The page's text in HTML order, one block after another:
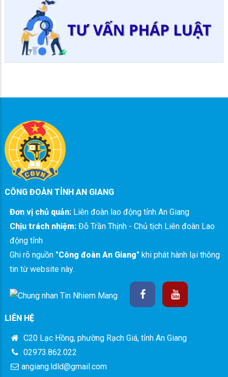
CÔNG ĐOÀN TỈNH AN GIANG
Đơn vị chủ quản: Liên đoàn lao động tỉnh An Giang
Chịu trách nhiệm: Đỗ Trần Thịnh - Chủ tịch Liên đoàn Lao
động tỉnh
Ghi rõ nguồn "Công đoàn An Giang" khi phát hành lại thông
tin từ website này.
LIÊN HỆ
C20 Lạc Hồng, phường Rạch Giá, tỉnh An Giang
02973.862.022
angiang.ldld@gmail.com